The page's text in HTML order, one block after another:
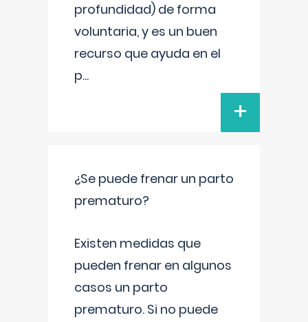
profundidad) de forma
voluntaria, y es un buen
recurso que ayuda en el
p...
+
¿Se puede frenar un parto
prematuro?
Existen medidas que
pueden frenar en algunos
casos un parto
prematuro. Si no puede